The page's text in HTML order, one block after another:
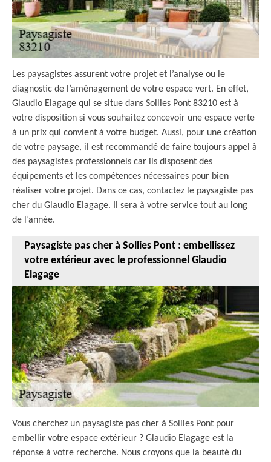
Les paysagistes assurent votre projet et l’analyse ou le
diagnostic de l’aménagement de votre espace vert. En effet,
Glaudio Elagage qui se situe dans Sollies Pont 83210 est à
votre disposition si vous souhaitez concevoir une espace verte
à un prix qui convient à votre budget. Aussi, pour une création
de votre paysage, il est recommandé de faire toujours appel à
des paysagistes professionnels car ils disposent des
équipements et les compétences nécessaires pour bien
réaliser votre projet. Dans ce cas, contactez le paysagiste pas
cher du Glaudio Elagage. Il sera à votre service tout au long
de l’année.
Paysagiste pas cher à Sollies Pont : embellissez
votre extérieur avec le professionnel Glaudio
Elagage
Vous cherchez un paysagiste pas cher à Sollies Pont pour
embellir votre espace extérieur ? Glaudio Elagage est la
réponse à votre recherche. Nous croyons que la beauté du